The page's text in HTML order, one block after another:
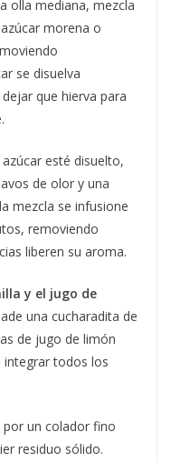
olla mediana, mezcla
morena o
se disuelva
que hierva para
esté disuelto,
de olor y una
mezcla se infusione
removiendo
liberen su aroma.
y el jugo de
una cucharadita de
de jugo de limón
integrar todos los
por un colador fino
residuo sólido.